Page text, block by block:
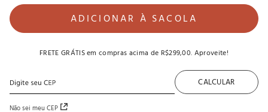
ADICIONAR À SACOLA
FRETE GRÁTISem compras acima de R$299,00. Aproveite!
Não sei meu CEP
CALCULAR